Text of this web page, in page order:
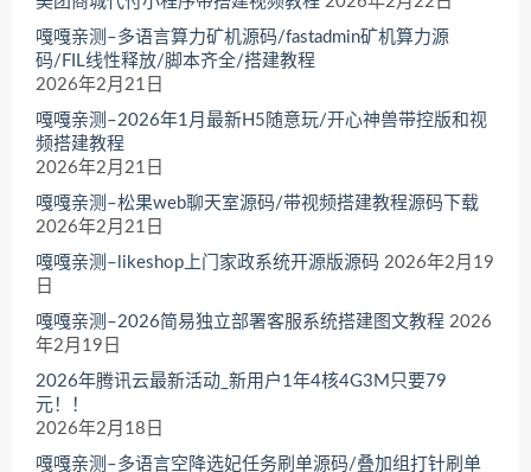
嘎嘎亲测–多语言算力矿机源码/fastadmin矿机算力源
码/FIL线性释放/脚本齐全/搭建教程
2026年2月21日
嘎嘎亲测–2026年1月最新H5随意玩/开心神兽带控版和视
频搭建教程
2026年2月21日
嘎嘎亲测–松果web聊天室源码/带视频搭建教程源码下载
2026年2月21日
嘎嘎亲测–likeshop上门家政系统开源版源码 2026年2月19
日
嘎嘎亲测–2026简易独立部署客服系统搭建图文教程 2026
年2月19日
2026年腾讯云最新活动_新用户1年4核4G3M只要79
元！！
2026年2月18日
嘎嘎亲测–多语言空降选妃任务刷单源码/叠加组打针刷单